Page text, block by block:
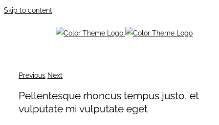
Skip to content
Previous Next
Pellentesque rhoncus tempus justo, et
vulputate mi vulputate eget